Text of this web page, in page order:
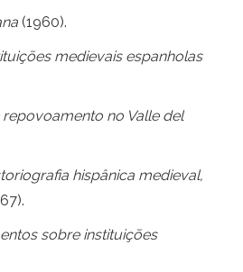
(1960).
medievais espanholas
no Valle del
hispânica medieval,
sobre instituições